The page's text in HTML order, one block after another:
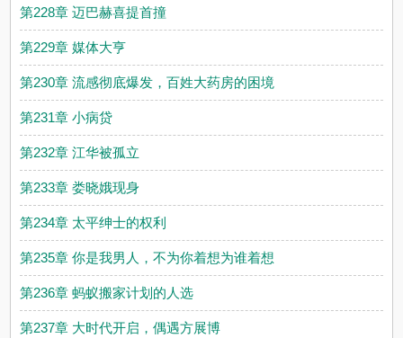
第228章 迈巴赫喜提首撞
第229章 媒体大亨
第230章 流感彻底爆发，百姓大药房的困境
第231章 小病贷
第232章 江华被孤立
第233章 娄晓娥现身
第234章 太平绅士的权利
第235章 你是我男人，不为你着想为谁着想
第236章 蚂蚁搬家计划的人选
第237章 大时代开启，偶遇方展博